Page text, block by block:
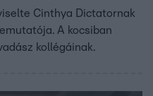
Cinthya Dictatornak
A kocsiban
kollégáinak.